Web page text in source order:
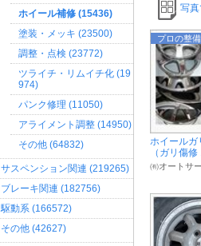
ホイール補修 (15436)
塗装・メッキ (23500)
調整・点検 (23772)
ツライチ・リムイチ化 (19
974)
パンク修理 (11050)
アライメント調整 (14950)
その他 (64832)
サスペンション関連 (219265)
ブレーキ関連 (182756)
駆動系 (166572)
その他 (42627)
写
プロの整
ホイールガ
（ガリ傷修
㈲オートサ